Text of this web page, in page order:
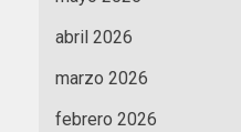
abril 2026
marzo 2026
febrero 2026